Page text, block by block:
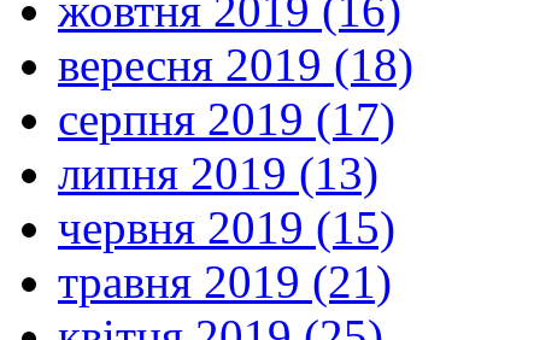
вересня 2019 (18)
серпня 2019 (17)
липня 2019 (13)
червня 2019 (15)
травня 2019 (21)